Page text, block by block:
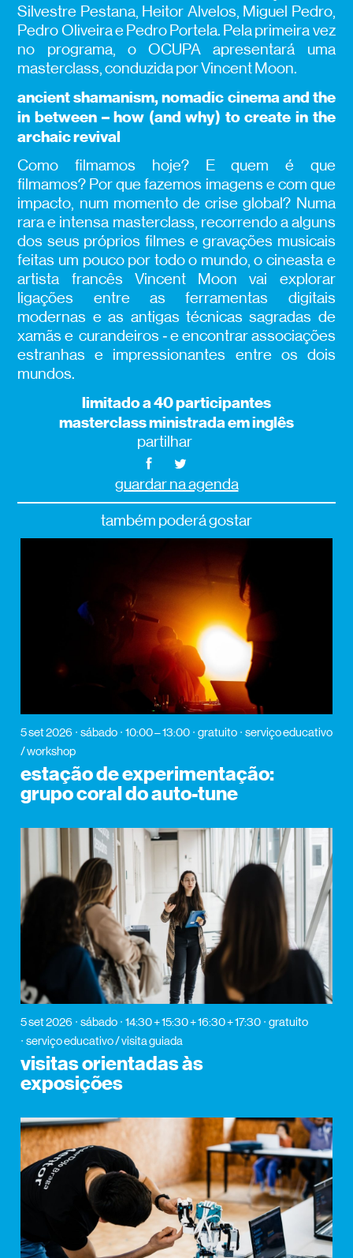
Silvestre Pestana, Heitor Alvelos, Miguel Pedro,
Pedro Oliveira e Pedro Portela. Pela primeira vez
no programa, o OCUPA apresentará uma
masterclass, conduzida por Vincent Moon.
ancient shamanism, nomadic cinema and the
in between – how (and why) to create in the
archaic revival
Como filmamos hoje? E quem é que
filmamos? Por que fazemos imagens e com que
impacto, num momento de crise global? Numa
rara e intensa masterclass, recorrendo a alguns
dos seus próprios filmes e gravações musicais
feitas um pouco por todo o mundo, o cineasta e
artista francês Vincent Moon vai explorar
ligações entre as ferramentas digitais
modernas e as antigas técnicas sagradas de
xamãs e curandeiros ‑ e encontrar associações
estranhas e impressionantes entre os dois
mundos.
limitado a 40 participantes
masterclass ministrada em inglês
partilhar
guardar na agenda
também poderá gostar
5 set 2026 sábado 10:00 – 13:00 gratuito
serviço educativo
/ workshop
estação de experimentação:
grupo coral do auto-tune
5 set 2026 sábado 14:30 + 15:30 + 16:30 + 17:30
gratuito
serviço educativo / visita guiada
visitas orientadas às
exposições